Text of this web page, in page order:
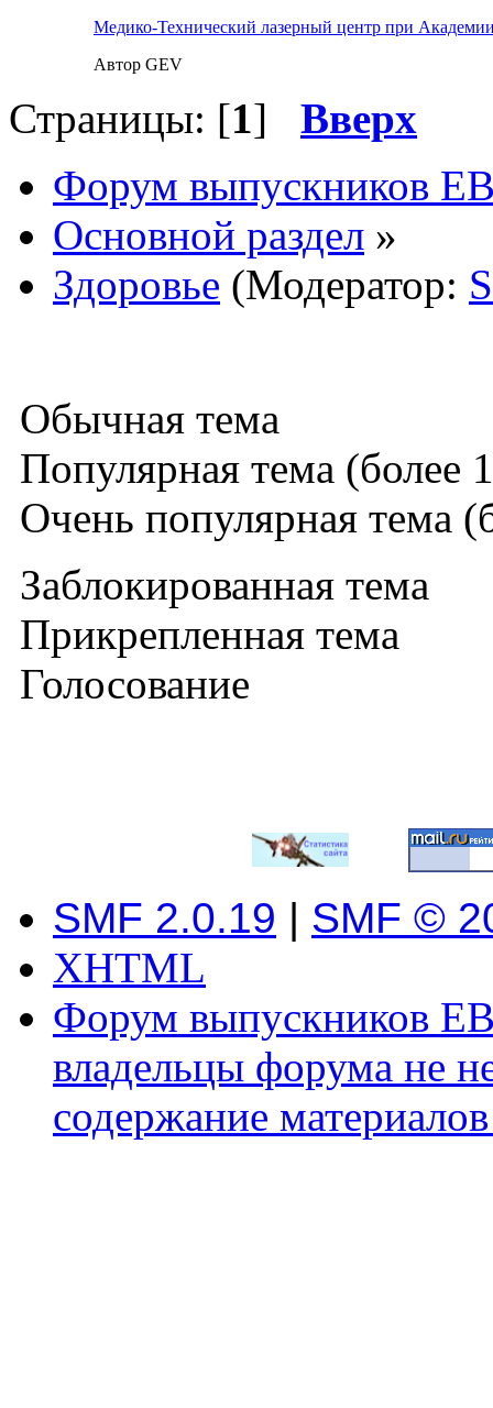
Медико-Технический лазерный центр при
Автор GEV
Страницы: [1] Вверх
Форум выпускников
Основной раздел »
Здоровье (Модератор:
Обычная тема
Популярная тема (более
Очень популярная тема
Заблокированная тема
Прикрепленная тема
Голосование
SMF 2.0.19 | SMF ©
XHTML
Форум выпускников
владельцы форума не
содержание